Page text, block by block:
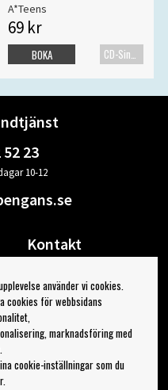
A*Teens
69 kr
CD-Singel
BOKA
23
10-12
Kontakt
Din sida
Logga ut
Bengans
använder vi cookies.
cookies för webbsidans
marknadsföring med
cookie-inställningar som du